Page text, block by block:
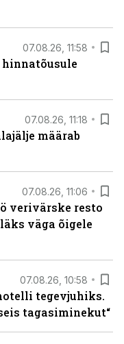
07.08.26, 11:58
hinnatõusule
07.08.26, 11:18
määrab
07.08.26, 11:06
verivärske resto
väga õigele
07.08.26, 10:58
tegevjuhiks.
tagasiminekut“